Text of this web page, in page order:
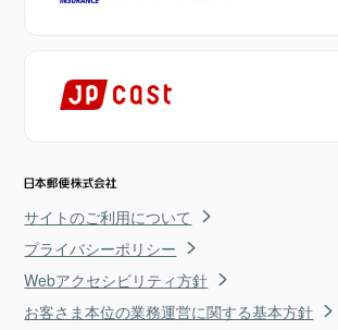
サイトのご利用について
プライバシーポリシー
Webアクセシビリティ方針
お客さま本位の業務運営に関する基本方針